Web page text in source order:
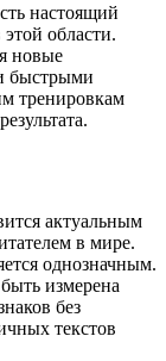
настоящий
области.
новые
быстрыми
тренировкам
актуальным
в мире.
однозначным.
измерена
без
текстов